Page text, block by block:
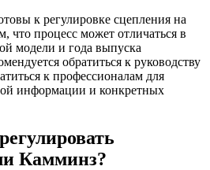
к регулировке сцепления на
что процесс может отличаться в
модели и года выпуска
обратиться к руководству
к профессионалам для
информации и конкретных
Камминз?